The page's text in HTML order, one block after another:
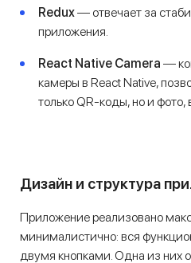
Redux— отвечает за
приложения.
React Native Camera —
камеры в React Native,
только QR-коды, но и
Дизайн и структура
Приложение реализовано
минималистично: вся
двумя кнопками. Одна из них